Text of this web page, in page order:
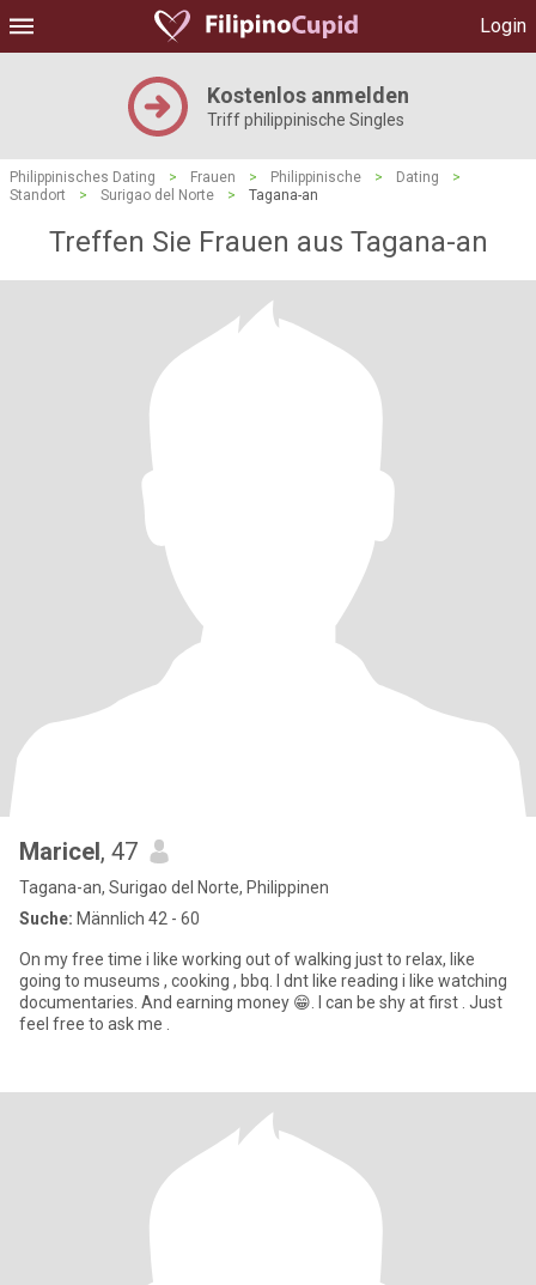
Login
Kostenlos anmelden
Triff philippinische Singles
Philippinisches Dating > Frauen > Philippinische > Dating
>
Standort
> Surigao del Norte > Tagana-an
Treffen Sie Frauen aus Tagana-an
Maricel, 47
Tagana-an, Surigao del Norte, Philippinen
Suche: Männlich 42 - 60
On my free time i like working out of walking just to relax, like
going to museums , cooking , bbq. I dnt like reading i like watching
documentaries. And earning money 😁. I can be shy at first . Just
feel free to ask me .